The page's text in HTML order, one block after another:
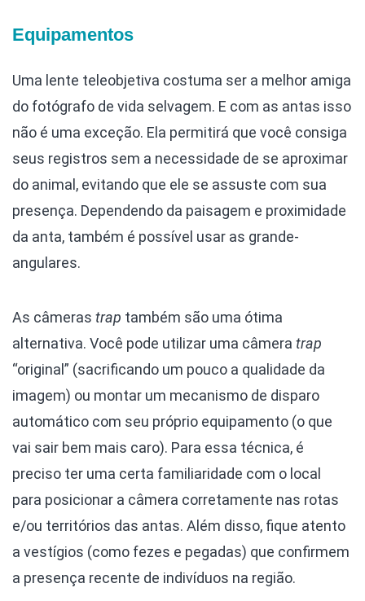
Equipamentos
Uma lente teleobjetiva costuma ser a melhor amiga
do fotógrafo de vida selvagem. E com as antas isso
não é uma exceção. Ela permitirá que você consiga
seus registros sem a necessidade de se aproximar
do animal, evitando que ele se assuste com sua
presença. Dependendo da paisagem e proximidade
da anta, também é possível usar as grande-
angulares.
As câmeras trap também são uma ótima
alternativa. Você pode utilizar uma câmera trap
“original” (sacrificando um pouco a qualidade da
imagem) ou montar um mecanismo de disparo
automático com seu próprio equipamento (o que
vai sair bem mais caro). Para essa técnica, é
preciso ter uma certa familiaridade com o local
para posicionar a câmera corretamente nas rotas
e/ou territórios das antas. Além disso, fique atento
a vestígios (como fezes e pegadas) que confirmem
a presença recente de indivíduos na região.